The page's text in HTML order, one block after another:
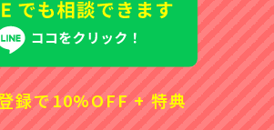
録で10%OFF + 特典